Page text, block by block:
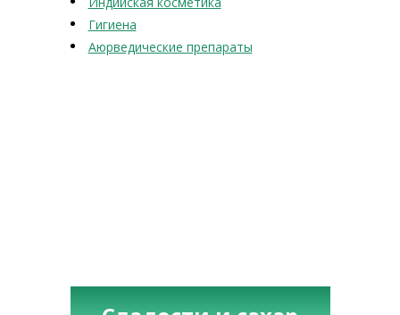
Гигиена
Аюрведические препараты